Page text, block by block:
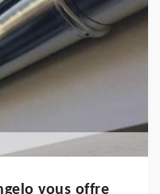
vous offre